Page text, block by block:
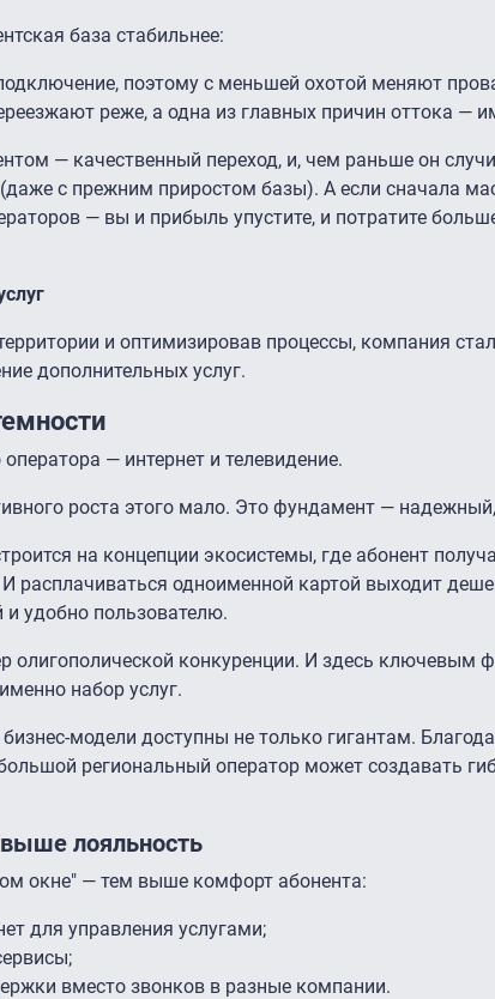
база стабильнее:
поэтому с меньшей охотой меняют
реже, а одна из главных причин оттока —
— качественный переход, и, чем раньше он
с прежним приростом базы). А если сначала
— вы и прибыль упустите, и потратите
и оптимизировав процессы, компания
дополнительных услуг.
— интернет и телевидение.
роста этого мало. Это фундамент —
на концепции экосистемы, где абонент
И расплачиваться одноименной картой выходит
и удобно пользователю.
олигополической конкуренции. И здесь ключевым
набор услуг.
бизнес-модели доступны не только гигантам.
региональный оператор может создавать
лояльность
окне" — тем выше комфорт абонента:
для управления услугами;
вместо звонков в разные компании.